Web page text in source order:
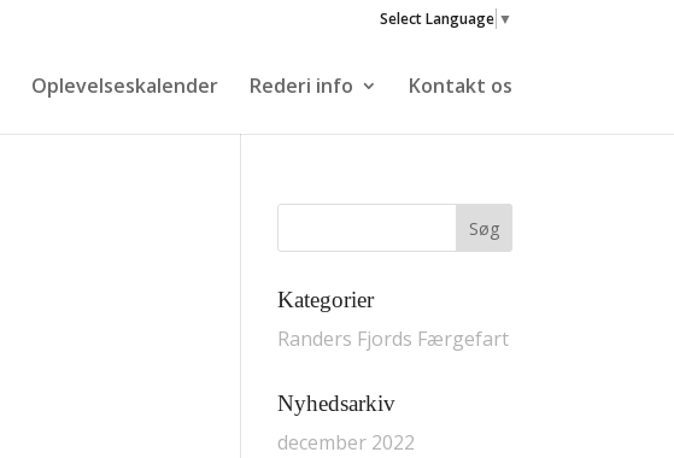
Select Language ▼
Oplevelseskalender Rederi info Kontakt os
Kategorier
Randers Fjords Færgefart
Nyhedsarkiv
december 2022